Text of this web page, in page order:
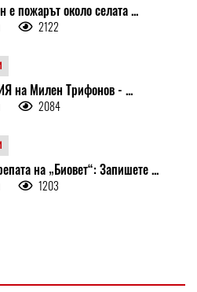
е пожарът около селата ...
2122
на Милен Трифонов - ...
2084
на „Биовет“: Запишете ...
1203